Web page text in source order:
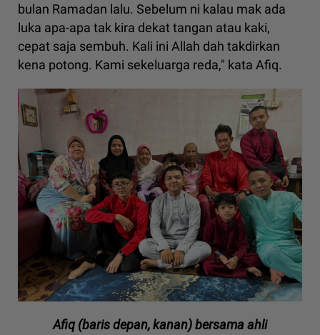
bulan Ramadan lalu. Sebelum ni kalau mak ada
luka apa-apa tak kira dekat tangan atau kaki,
cepat saja sembuh. Kali ini Allah dah takdirkan
kena potong. Kami sekeluarga reda," kata Afiq.
Afiq (baris depan, kanan) bersama ahli